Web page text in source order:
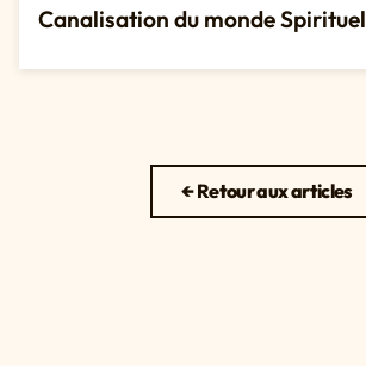
Canalisation du monde
← Retour aux articles